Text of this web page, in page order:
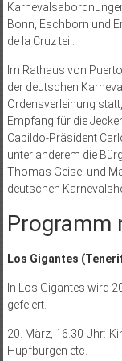
Bonn, Eschborn und
de la Cruz teil.
Im Rathaus von
der deutschen
Ordensverleihung
Empfang für die
Cabildo-Präsident
unter anderem die
Thomas Geisel und
deutschen
Programm
Los Gigantes
In Los Gigantes wird
gefeiert.
20. März, 16.30 Uhr:
Hüpfburgen etc.